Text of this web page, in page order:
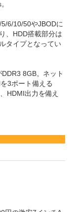
6/10/50やJBODに
、HDD搭載部分は
タイプとなってい
8GB。ネット
3ポート備える
HDMI出力を備え